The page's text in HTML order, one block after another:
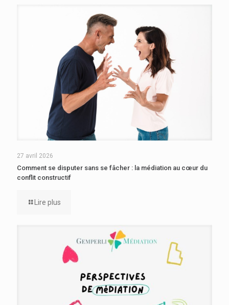
27 avril 2026
Comment se disputer sans se fâcher : la médiation au cœur du
conflit constructif
Lire plus